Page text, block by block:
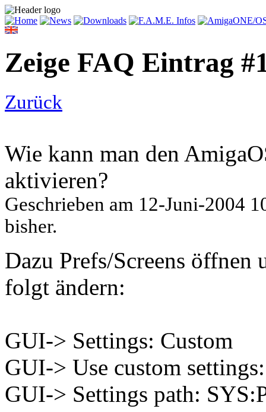
Zeige FAQ Eintrag
Zurück
Wie kann man den
aktivieren?
Geschrieben am 12-Juni-2004
bisher.
Dazu Prefs/Screens
folgt ändern:
GUI-> Settings: Custom
GUI-> Use custom
GUI-> Settings path: